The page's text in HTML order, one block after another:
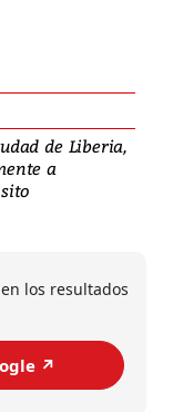
de Liberia,
a
los resultados
↗️